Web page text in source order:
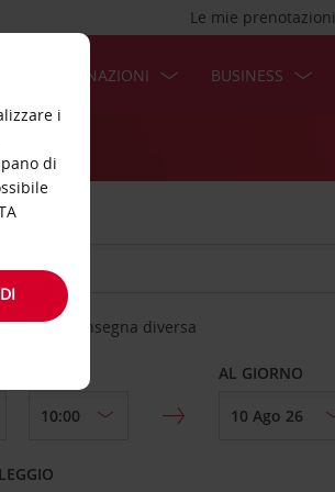
Le mie prenotazioni
DESTINAZIONI BUSINESS
di riconsegna diversa
AL GIORNO
i
di